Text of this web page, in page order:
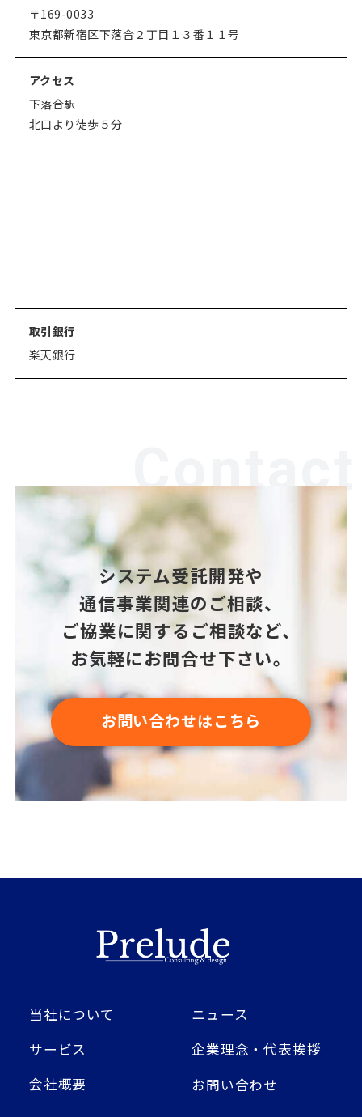
〒169-0033
東京都新宿区下落合２丁目１３番１１号
アクセス
下落合駅
北口より徒歩５分
取引銀行
楽天銀行
Contact
システム受託開発や
通信事業関連のご相談、
ご協業に関するご相談など、
お気軽にお問合せ下さい。
お問い合わせはこちら
当社について
ニュース
サービス
企業理念・代表挨拶
会社概要
お問い合わせ